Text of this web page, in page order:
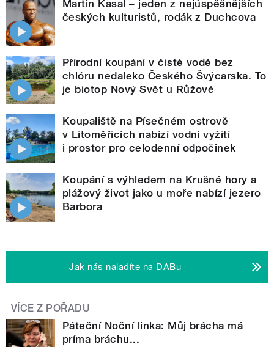
Martin Kasal – jeden z nejúspěšnějších
českých kulturistů, rodák z Duchcova
Přírodní koupání v čisté vodě bez
chlóru nedaleko Českého Švýcarska. To
je biotop Nový Svět u Růžové
Koupaliště na Písečném ostrově
v Litoměřicích nabízí vodní vyžití
i prostor pro celodenní odpočinek
Koupání s výhledem na Krušné hory a
plážový život jako u moře nabízí jezero
Barbora
Jak nás naladíte na DABu
VÍCE Z POŘADU
Páteční Noční linka: Můj brácha má
príma bráchu...